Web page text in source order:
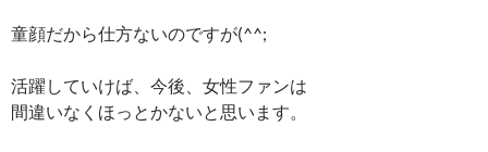
童顔だから仕方ないのですが(^^;
活躍していけば、今後、女性ファンは
間違いなくほっとかないと思います。